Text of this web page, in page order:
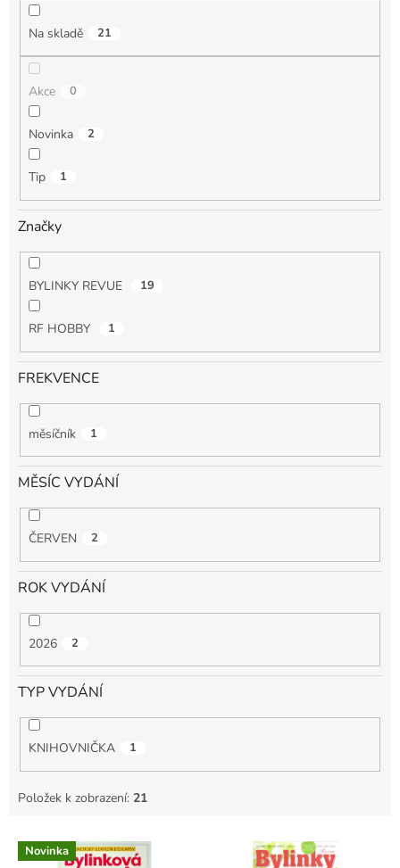
Na skladě 21
Akce 0
Novinka 2
Tip 1
Značky
BYLINKY REVUE 19
RF HOBBY 1
FREKVENCE
měsíčník 1
MĚSÍC VYDÁNÍ
ČERVEN 2
ROK VYDÁNÍ
2026 2
TYP VYDÁNÍ
KNIHOVNIČKA 1
Položek k zobrazení: 21
V Novinka